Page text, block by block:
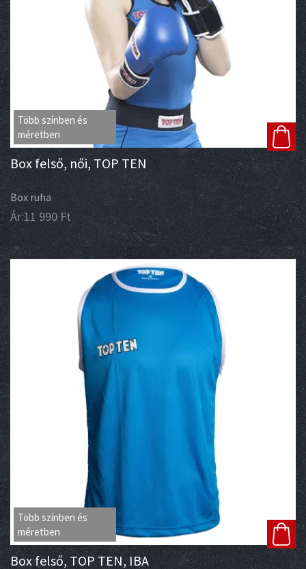
Több színben és
méretben
Box felső, női, TOP TEN
Box ruha
Ár:11 990 Ft
Több színben és
méretben
Box felső, TOP TEN, IBA